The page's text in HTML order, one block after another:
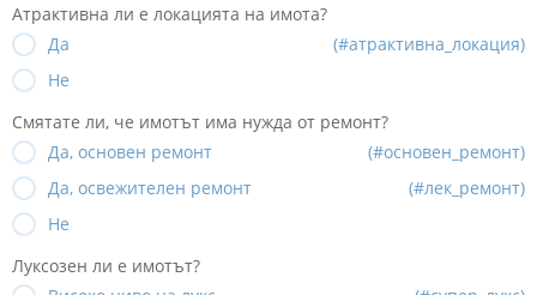
Атрактивна ли е локацията на имота?
Да
(#атрактивна_локация)
Не
Смятате ли, че имотът има нужда от ремонт?
Да, основен ремонт
(#основен_ремонт)
Да, освежителен ремонт
(#лек_ремонт)
Не
Луксозен ли е имотът?